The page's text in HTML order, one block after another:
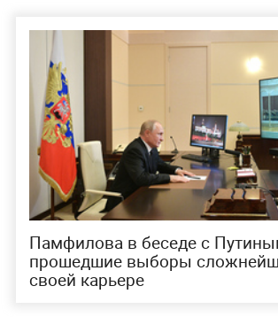
Памфилова в беседе с
прошедшие выборы
своей карьере